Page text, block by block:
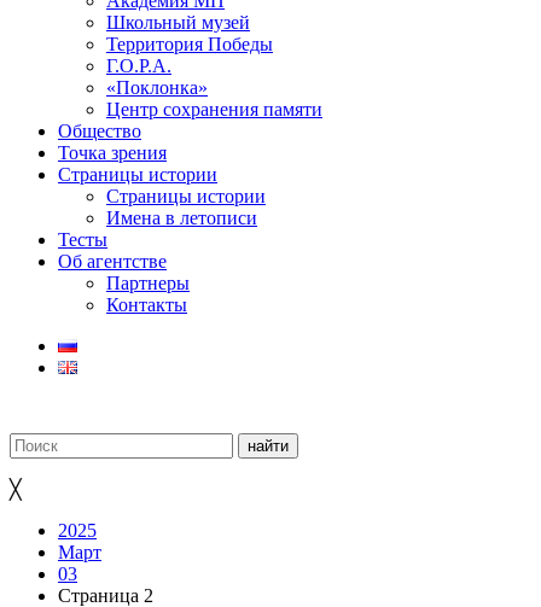
Школьный музей
Территория Победы
Г.О.Р.А.
«Поклонка»
Центр сохранения памяти
Общество
Точка зрения
Страницы истории
Страницы истории
Имена в летописи
Тесты
Об агентстве
Партнеры
Контакты
╳
2025
Март
03
Страница 2